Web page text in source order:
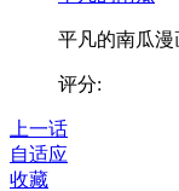
平凡的南瓜
评分:
上一话
自适应
收藏